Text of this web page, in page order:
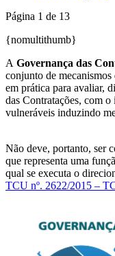
Página 1 de 13
{nomultithumb}
A Governança das
conjunto de
em prática para avaliar,
das Contratações, com
vulneráveis induzindo
Não deve, portanto, ser
que representa uma
qual se executa o
TCU nº. 2622/2015 –